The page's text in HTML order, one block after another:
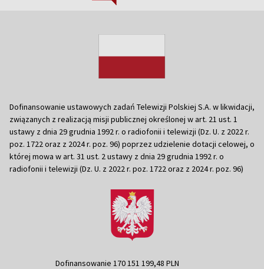
Dofinansowanie ustawowych zadań Telewizji Polskiej S.A. w likwidacji,
związanych z realizacją misji publicznej określonej w art. 21 ust. 1
ustawy z dnia 29 grudnia 1992 r. o radiofonii i telewizji (Dz. U. z 2022 r.
poz. 1722 oraz z 2024 r. poz. 96) poprzez udzielenie dotacji celowej, o
której mowa w art. 31 ust. 2 ustawy z dnia 29 grudnia 1992 r. o
radiofonii i telewizji (Dz. U. z 2022 r. poz. 1722 oraz z 2024 r. poz. 96)
Dofinansowanie 170 151 199,48 PLN